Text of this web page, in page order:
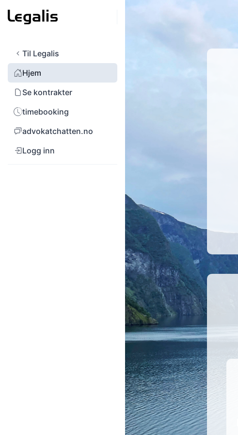
Til Legalis
Hjem
Se kontrakter
timebooking
advokatchatten.no
Logg inn